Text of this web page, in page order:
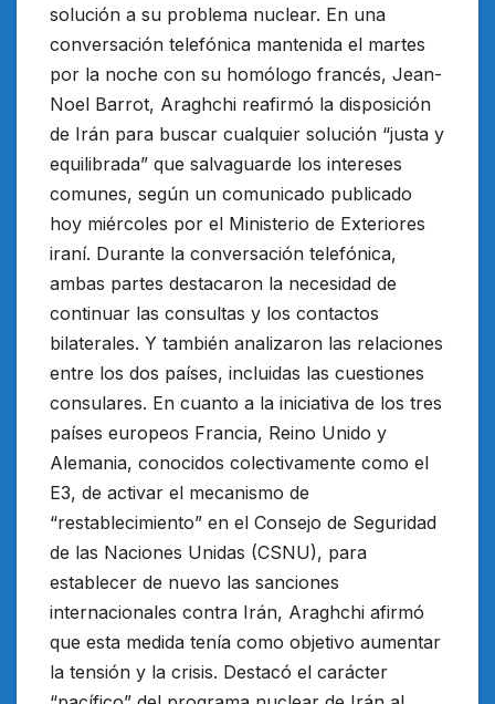
solución a su problema nuclear. En una
conversación telefónica mantenida el martes
por la noche con su homólogo francés, Jean-
Noel Barrot, Araghchi reafirmó la disposición
de Irán para buscar cualquier solución “justa y
equilibrada” que salvaguarde los intereses
comunes, según un comunicado publicado
hoy miércoles por el Ministerio de Exteriores
iraní. Durante la conversación telefónica,
ambas partes destacaron la necesidad de
continuar las consultas y los contactos
bilaterales. Y también analizaron las relaciones
entre los dos países, incluidas las cuestiones
consulares. En cuanto a la iniciativa de los tres
países europeos Francia, Reino Unido y
Alemania, conocidos colectivamente como el
E3, de activar el mecanismo de
“restablecimiento” en el Consejo de Seguridad
de las Naciones Unidas (CSNU), para
establecer de nuevo las sanciones
internacionales contra Irán, Araghchi afirmó
que esta medida tenía como objetivo aumentar
la tensión y la crisis. Destacó el carácter